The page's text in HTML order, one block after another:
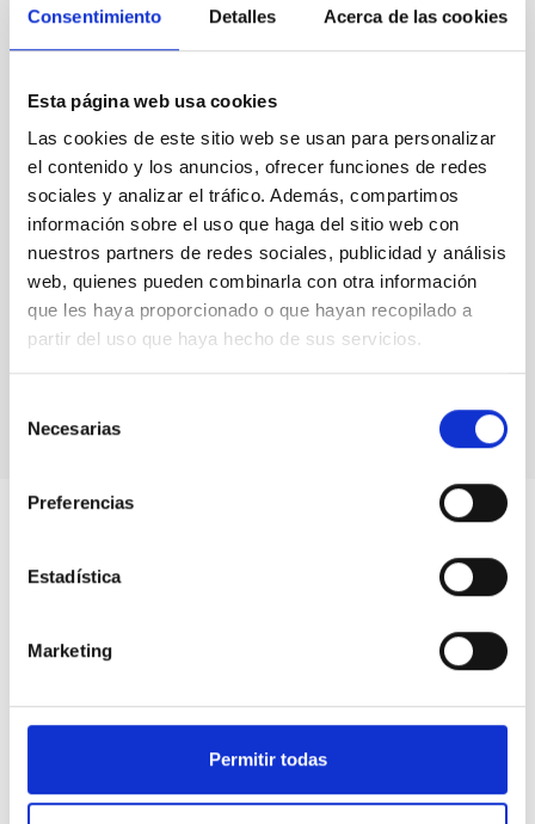
Consentimiento Detalles Acerca de las cookies
Esta página web usa cookies
Las cookies de este sitio web se usan para personalizar
el contenido y los anuncios, ofrecer funciones de redes
sociales y analizar el tráfico. Además, compartimos
información sobre el uso que haga del sitio web con
nuestros partners de redes sociales, publicidad y análisis
web, quienes pueden combinarla con otra información
que les haya proporcionado o que hayan recopilado a
partir del uso que haya hecho de sus servicios.
Necesarias
Preferencias
Estadística
Marketing
Permitir todas
From left to right: Campbell Warden, Leif Edvinsson,
Günter Koch and Rodrigo Trujillo